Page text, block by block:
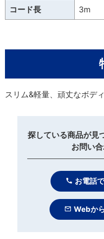
コード長 3m
スリム&軽量、頑丈なボデ
探している商品が見
お問い
お電話
Webか